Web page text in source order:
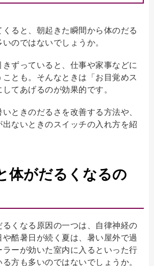
ると、朝起きた瞬間から体のだる
のではないでしょうか。
ずっていると、仕事や家事などに
とも。そんなときは「お目覚めス
てあげるのが効果的です。
ときのだるさを改善する方法や、
ないときのスイッチの入れ方を紹
体がだるくなるの
くなる原因の一つは、自律神経の
酷暑日が続く夏は、暑い屋外で過
ラーが効いた室内に入るといった行
方も多いのではないでしょうか。